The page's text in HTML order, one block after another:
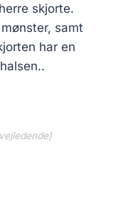
skjorte.
samt
har en